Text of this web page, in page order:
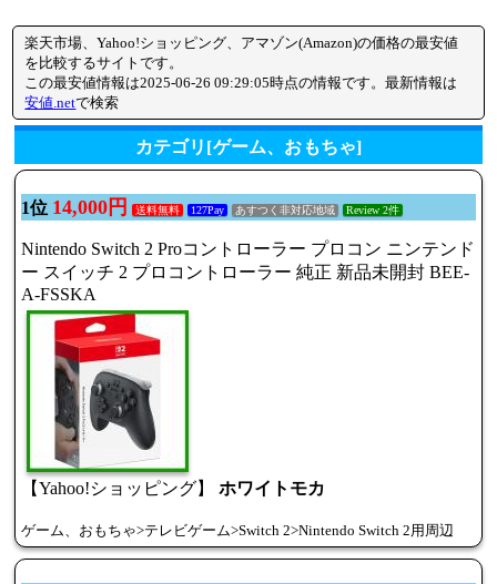
楽天市場、Yahoo!ショッピング、アマゾン(Amazon)の価格の最安値
を比較するサイトです。
この最安値情報は2025-06-26 09:29:05時点の情報です。最新情報は
安値.netで検索
カテゴリ[ゲーム、おもちゃ]
1位 14,000円 送料無料 127Pay あすつく非対応地域 Review 2件
Nintendo Switch 2 Proコントローラー プロコン ニンテンド
ー スイッチ 2 プロコントローラー 純正 新品未開封 BEE-
A-FSSKA
【Yahoo!ショッピング】 ホワイトモカ
ゲーム、おもちゃ>テレビゲーム>Switch 2>Nintendo Switch 2用周辺